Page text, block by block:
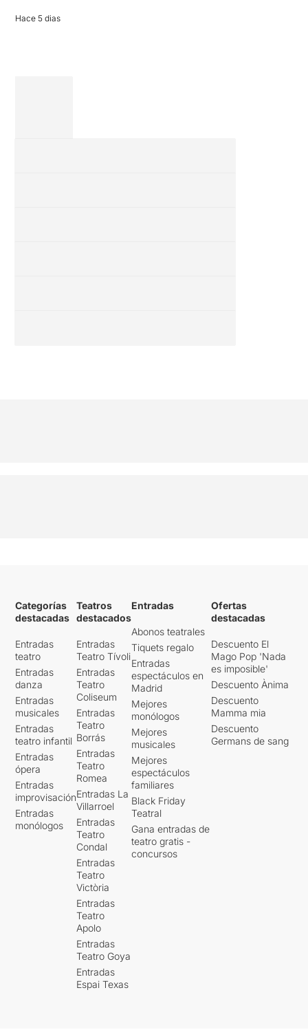
Hace 5 dias
Categorías
destacadas
Entradas
teatro
Entradas
danza
Entradas
musicales
Entradas
teatro infantil
Entradas
ópera
Entradas
improvisación
Entradas
monólogos
Teatros
destacados
Entradas
Teatro Tívoli
Entradas
Teatro
Coliseum
Entradas
Teatro
Borrás
Entradas
Teatro
Romea
Entradas La
Villarroel
Entradas
Teatro
Condal
Entradas
Teatro
Victòria
Entradas
Teatro
Apolo
Entradas
Teatro Goya
Entradas
Espai Texas
Entradas
Abonos teatrales
Tiquets regalo
Entradas
espectáculos en
Madrid
Mejores
monólogos
Mejores
musicales
Mejores
espectáculos
familiares
Black Friday
Teatral
Gana entradas de
teatro gratis -
concursos
Ofertas
destacadas
Descuento El
Mago Pop 'Nada
es imposible'
Descuento Ànima
Descuento
Mamma mia
Descuento
Germans de sang